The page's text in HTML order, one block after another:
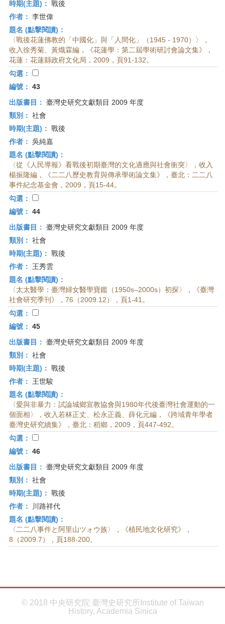
時期(主題)： 戰後
作者： 李世偉
題名 (點擊閱讀)：
〈戰後花蓮佛教的「中國化」與「人間化」（1945 - 1970）〉，
收入徐秀菊、黃熾霖編，《花蓮學：第二屆學術研討會論文集》，
花蓮：花蓮縣政府文化局，2009，頁91-132。
勾選：
編號： 43
出版書目： 臺灣史研究文獻類目 2009 年度
類別： 社會
時期(主題)： 戰後
作者： 吳純嘉
題名 (點擊閱讀)：
〈從《人民導報》看戰後初期臺灣的文化適應與社會衝突〉，收入
楊振隆編，《二二八歷史教育與傳承學術論文集》，臺北：二二八
事件紀念基金會，2009，頁15-44。
勾選：
編號： 44
出版書目： 臺灣史研究文獻類目 2009 年度
類別： 社會
時期(主題)： 戰後
作者：
王秀雲
題名 (點擊閱讀)：
〈太太醫學：臺灣婦女醫學寶鑑（1950s–2000s）初探〉，《臺灣
社會研究季刊》，76（2009.12），頁1-41。
勾選：
編號： 45
出版書目： 臺灣史研究文獻類目 2009 年度
類別： 社會
時期(主題)： 戰後
作者：
王世駿
題名 (點擊閱讀)：
〈愛與非暴力：試論城鄉宣教協會與1980年代後臺灣社會運動的一
個面相〉，收入若林正丈、松永正義、薛化元編，《跨域青年學者
臺灣史研究續集》，臺北：稻鄉，2009，頁447-492。
勾選：
編號： 46
出版書目： 臺灣史研究文獻類目 2009 年度
類別： 社會
時期(主題)： 戰後
作者：
川路祥代
題名 (點擊閱讀)：
〈二二八事件と阿里山ツォウ族〉，《植民地文化研究》，
8（2009.7），頁188-200。
© 2018 中央研究院 臺灣史研究所Institute of Taiwan
History, Academia Sinica